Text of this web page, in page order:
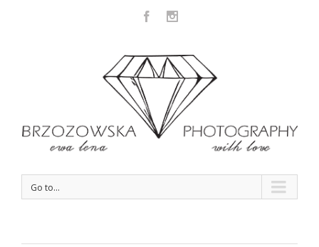
Facebook
Go to...